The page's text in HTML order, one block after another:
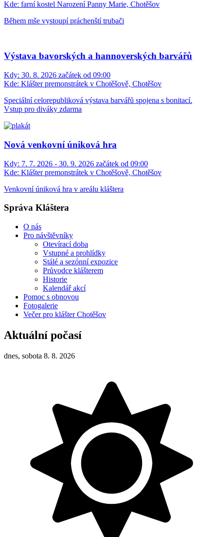
Kde: farní kostel Narození Panny Marie, Chotěšov
Během mše vystoupí práchenští trubači
Výstava bavorských a hannoverských barvářů
Kdy: 30. 8. 2026 začátek od 09:00
Kde: Klášter premonstrátek v Chotěšově, Chotěšov
Speciální celorepubliková výstava barvářů spojena s bonitací.
Vstup pro diváky zdarma
Nová venkovní úniková hra
Kdy: 7. 7. 2026 - 30. 9. 2026 začátek od 09:00
Kde: Klášter premonstrátek v Chotěšově, Chotěšov
Venkovní úniková hra v areálu kláštera
Správa Kláštera
O nás
Pro návštěvníky
Otevírací doba
Vstupné a prohlídky
Stálé a sezónní expozice
Průvodce klášterem
Historie
Kalendář akcí
Pomoc s obnovou
Fotogalerie
Večer pro klášter Chotěšov
Aktuální počasí
dnes, sobota 8. 8. 2026